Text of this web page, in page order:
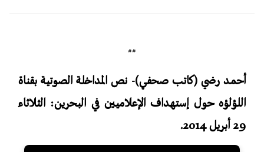
##
أحمد رضي (كاتب صحفي)- نص المداخلة الصوتية بقناة
اللؤلؤه حول إستهداف الإعلاميين في البحرين: الثلاثاء
29 أبريل 2014.